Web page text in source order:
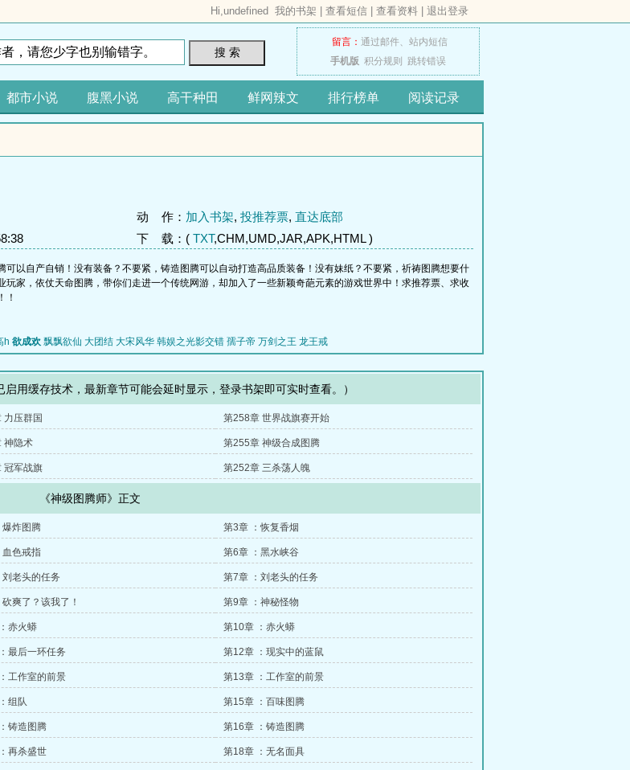
Hi,undefined 我的书架 查看短信 查看资料 退出登录
搜 索
留言： 通过邮件、 站内短信
手机版 积分规则 跳转错误
都市小说 腹黑小说 高干种田 鲜网辣文 排行榜单 阅读记录
动 作： 加入书架, 投推荐票, 直达底部
下 载：( TXT,CHM,UMD,JAR,APK,HTML )
以自产自销！没有装备？不要紧，铸造图腾可以自动打造高品质装备！没有妹纸？不要紧，祈祷图腾想要什
家，依仗天命图腾，带你们走进一个传统网游，却加入了一些新颖奇葩元素的游戏世界中！求推荐票、求收
！
h 欲成欢 飘飘欲仙 大团结 大宋风华 韩娱之光影交错 孺子帝 万剑之王 龙王戒
启用缓存技术，最新章节可能会延时显示，登录书架即可实时查看。）
力压群国 第258章 世界战旗赛开始
神隐术 第255章 神级合成图腾
冠军战旗 第252章 三杀荡人魄
《神级图腾师》正文
炸图腾 第3章 ：恢复香烟
色戒指 第6章 ：黑水峡谷
老头的任务 第7章 ：刘老头的任务
爽了？该我了！ 第9章 ：神秘怪物
赤火蟒 第10章 ：赤火蟒
最后一环任务 第12章 ：现实中的蓝鼠
工作室的前景 第13章 ：工作室的前景
组队 第15章 ：百味图腾
铸造图腾 第16章 ：铸造图腾
再杀盛世 第18章 ：无名面具